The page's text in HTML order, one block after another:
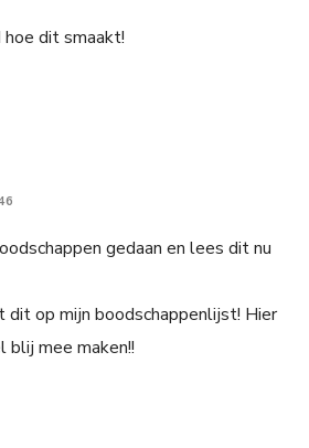
dit smaakt!
gedaan en lees dit nu
op mijn boodschappenlijst! Hier
blij mee maken!!